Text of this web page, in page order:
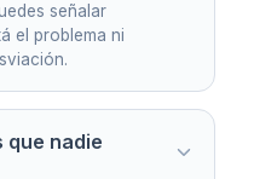
sus 8 proyectos
reportando avance
señalar
el problema ni
que nadie